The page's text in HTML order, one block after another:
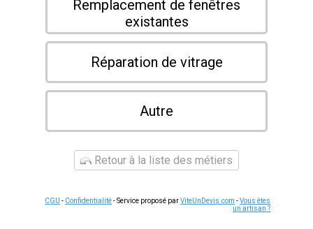
Remplacement de fenêtres
existantes
Réparation de vitrage
Autre
Retour à la liste des métiers
CGU - Confidentialité- Service proposé parViteUnDevis.com -Vous êtes
un artisan ?